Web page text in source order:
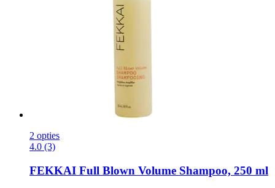
2 opties
4.0 (3)
FEKKAI Full Blown Volume Shampoo, 250 ml